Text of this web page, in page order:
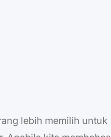
lebih memilih untuk